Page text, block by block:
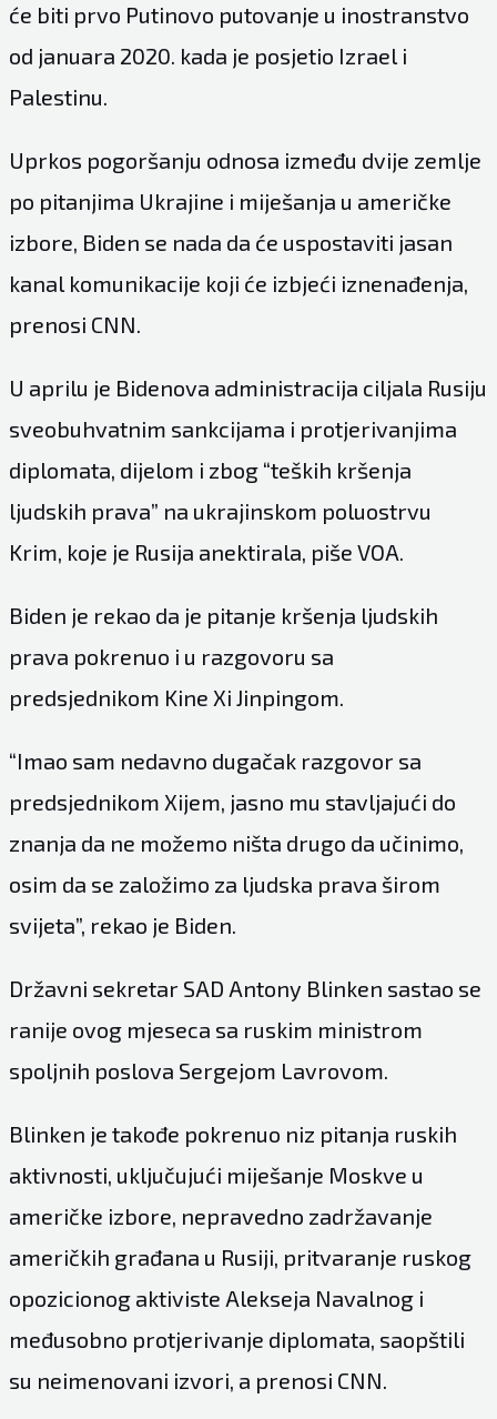
će biti prvo Putinovo putovanje u inostranstvo
od januara 2020. kada je posjetio Izrael i
Palestinu.
Uprkos pogoršanju odnosa između dvije zemlje
po pitanjima Ukrajine i miješanja u američke
izbore, Biden se nada da će uspostaviti jasan
kanal komunikacije koji će izbjeći iznenađenja,
prenosi CNN.
U aprilu je Bidenova administracija ciljala Rusiju
sveobuhvatnim sankcijama i protjerivanjima
diplomata, dijelom i zbog “teških kršenja
ljudskih prava” na ukrajinskom poluostrvu
Krim, koje je Rusija anektirala, piše VOA.
Biden je rekao da je pitanje kršenja ljudskih
prava pokrenuo i u razgovoru sa
predsjednikom Kine Xi Jinpingom.
“Imao sam nedavno dugačak razgovor sa
predsjednikom Xijem, jasno mu stavljajući do
znanja da ne možemo ništa drugo da učinimo,
osim da se založimo za ljudska prava širom
svijeta”, rekao je Biden.
Državni sekretar SAD Antony Blinken sastao se
ranije ovog mjeseca sa ruskim ministrom
spoljnih poslova Sergejom Lavrovom.
Blinken je takođe pokrenuo niz pitanja ruskih
aktivnosti, uključujući miješanje Moskve u
američke izbore, nepravedno zadržavanje
američkih građana u Rusiji, pritvaranje ruskog
opozicionog aktiviste Alekseja Navalnog i
međusobno protjerivanje diplomata, saopštili
su neimenovani izvori, a prenosi CNN.